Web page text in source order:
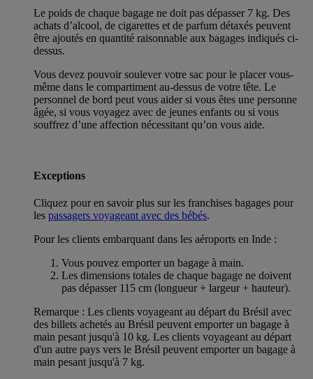
Le poids de chaque bagage ne doit pas dépasser 7 kg. Des
achats d’alcool, de cigarettes et de parfum détaxés peuvent
être ajoutés en quantité raisonnable aux bagages indiqués ci-
dessus.
Vous devez pouvoir soulever votre sac pour le placer vous-
même dans le compartiment au-dessus de votre tête. Le
personnel de bord peut vous aider si vous êtes une personne
âgée, si vous voyagez avec de jeunes enfants ou si vous
souffrez d’une affection nécessitant qu’on vous aide.
Exceptions
Cliquez pour en savoir plus sur les franchises bagages pour
les passagers voyageant avec des bébés.
Pour les clients embarquant dans les aéroports en Inde :
Vous pouvez emporter un bagage à main.
Les dimensions totales de chaque bagage ne doivent
pas dépasser 115 cm (longueur + largeur + hauteur).
Remarque : Les clients voyageant au départ du Brésil avec
des billets achetés au Brésil peuvent emporter un bagage à
main pesant jusqu'à 10 kg. Les clients voyageant au départ
d'un autre pays vers le Brésil peuvent emporter un bagage à
main pesant jusqu'à 7 kg.